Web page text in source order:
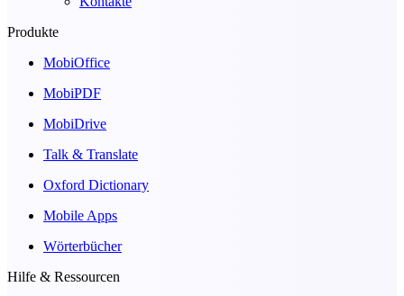
Produkte
MobiOffice
MobiPDF
MobiDrive
Talk & Translate
Oxford Dictionary
Mobile Apps
Wörterbücher
Hilfe & Ressourcen